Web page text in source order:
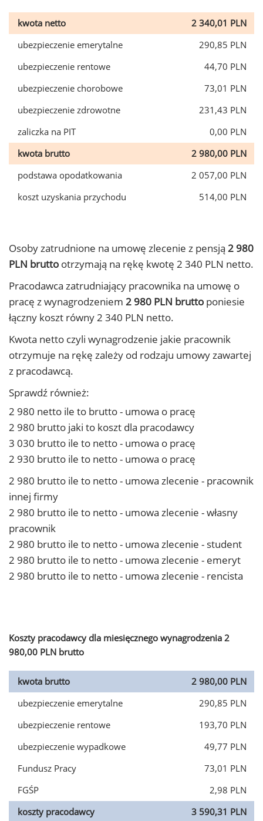
kwota netto
2 340,01 PLN
ubezpieczenie emerytalne
290,85 PLN
ubezpieczenie rentowe
44,70 PLN
ubezpieczenie chorobowe
73,01 PLN
ubezpieczenie zdrowotne
231,43 PLN
zaliczka na PIT
0,00 PLN
kwota brutto
2 980,00 PLN
podstawa opodatkowania
2 057,00 PLN
koszt uzyskania przychodu
514,00 PLN
Osoby zatrudnione na umowę zlecenie z pensją 2 980
PLN brutto otrzymają na rękę kwotę 2 340 PLN netto.
Pracodawca zatrudniający pracownika na umowę o
pracę z wynagrodzeniem 2 980 PLN brutto poniesie
łączny koszt równy 2 340 PLN netto.
Kwota netto czyli wynagrodzenie jakie pracownik
otrzymuje na rękę zależy od rodzaju umowy zawartej
z pracodawcą.
Sprawdź również:
2 980 netto ile to brutto - umowa o pracę
2 980 brutto jaki to koszt dla pracodawcy
3 030 brutto ile to netto - umowa o pracę
2 930 brutto ile to netto - umowa o pracę
2 980 brutto ile to netto - umowa zlecenie - pracownik
innej firmy
2 980 brutto ile to netto - umowa zlecenie - własny
pracownik
2 980 brutto ile to netto - umowa zlecenie - student
2 980 brutto ile to netto - umowa zlecenie - emeryt
2 980 brutto ile to netto - umowa zlecenie - rencista
Koszty pracodawcy dla miesięcznego wynagrodzenia 2
980,00 PLN brutto
kwota brutto
2 980,00 PLN
ubezpieczenie emerytalne
290,85 PLN
ubezpieczenie rentowe
193,70 PLN
ubezpieczenie wypadkowe
49,77 PLN
Fundusz Pracy
73,01 PLN
FGŚP
2,98 PLN
koszty pracodawcy
3 590,31 PLN